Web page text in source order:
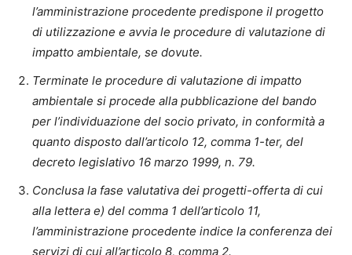
l’amministrazione procedente predispone il progetto
di utilizzazione e avvia le procedure di valutazione di
impatto ambientale, se dovute.
Terminate le procedure di valutazione di impatto
ambientale si procede alla pubblicazione del bando
per l’individuazione del socio privato, in conformità a
quanto disposto dall’articolo 12, comma 1-ter, del
decreto legislativo 16 marzo 1999, n. 79.
Conclusa la fase valutativa dei progetti-offerta di cui
alla lettera e) del comma 1 dell’articolo 11,
l’amministrazione procedente indice la conferenza dei
servizi di cui all’articolo 8, comma 2.